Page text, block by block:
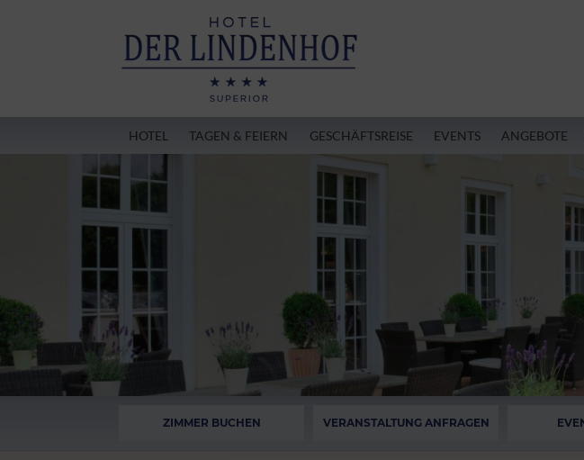
HOTEL TAGEN & FEIERN GESCHÄFTSREISE EVENTS ANGEBOTE
ZIMMER BUCHEN VERANSTALTUNG ANFRAGEN